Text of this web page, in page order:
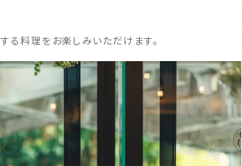
る料理をお楽しみいただけます。